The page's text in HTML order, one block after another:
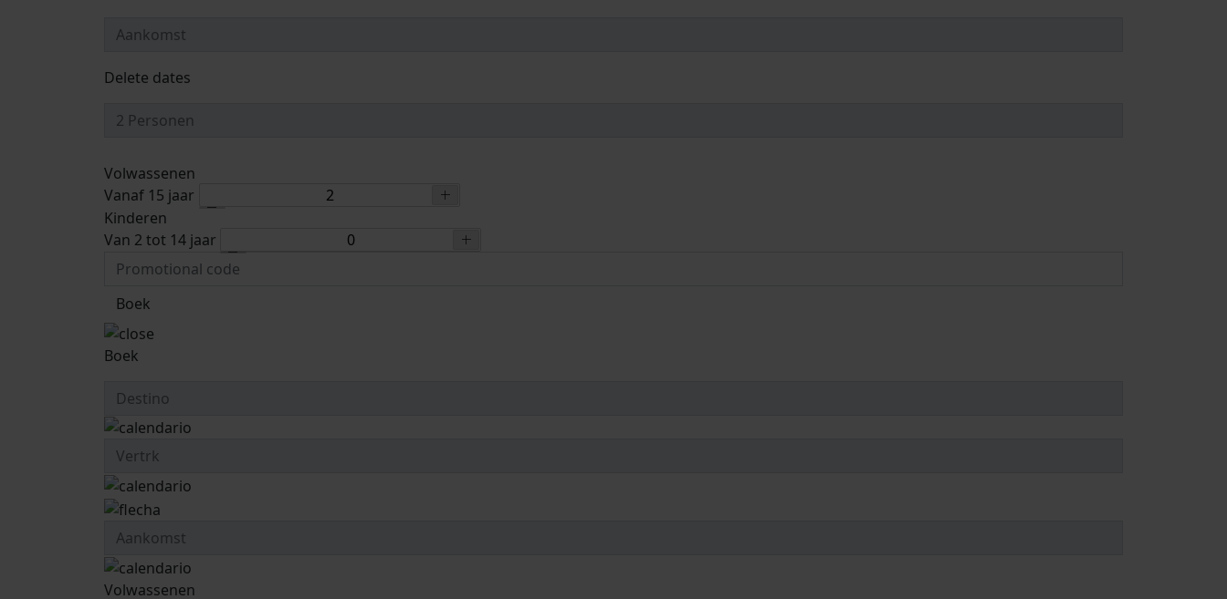
Delete dates
Volwassenen
Vanaf 15 jaar
Kinderen
Van 2 tot 14 jaar
Boek
Boek
Volwassenen